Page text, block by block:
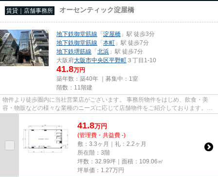
賃貸｜店舗事務所 オーセンティック淀屋橋
地下鉄御堂筋線 「淀屋橋 」駅 徒歩3分
地下鉄御堂筋線 「本町 」駅 徒歩7分
地下鉄堺筋線 「北浜 」駅 徒歩7分
大阪府大阪市中央区平野町 ３丁目1-10
41.8万円
築年数：築40年 ｜募集中： 1室
階数：11階建
物件より徒歩圏内に当社営業店がございます。 事務所物件をはじめ、飲食・美
容・物販などの様々な業種のニーズに応じて店舗物件をご紹介しております。
尚、弊社ではおとり広告は一切...
41.8万円
(管理費・共益費 -)
敷：3.3ヶ月｜礼：2.2ヶ月
所在階：3階
坪数：32.99坪｜面積：109.06㎡
坪単価： 1.27万円